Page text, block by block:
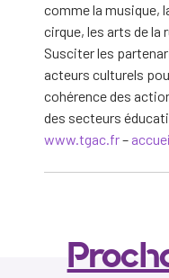
comme la musique,
cirque, les arts de la
Susciter les
acteurs culturels
cohérence des
des secteurs
www.tgac.fr–